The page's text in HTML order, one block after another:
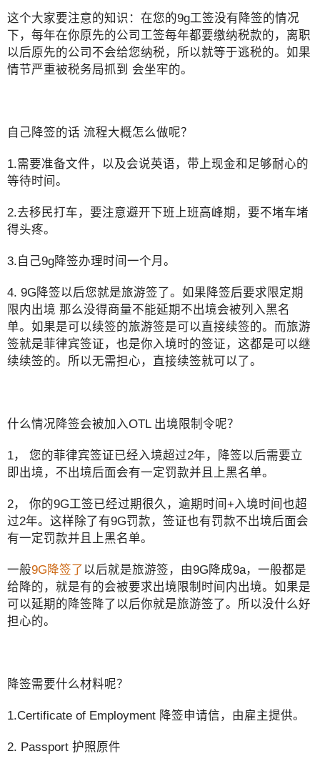
这个大家要注意的知识：在您的9g工签没有降签的情况
下，每年在你原先的公司工签每年都要缴纳税款的，离职
以后原先的公司不会给您纳税，所以就等于逃税的。如果
情节严重被税务局抓到 会坐牢的。
自己降签的话 流程大概怎么做呢？
1.需要准备文件，以及会说英语，带上现金和足够耐心的
等待时间。
2.去移民打车，要注意避开下班上班高峰期，要不堵车堵
得头疼。
3.自己9g降签办理时间一个月。
4. 9G降签以后您就是旅游签了。如果降签后要求限定期
限内出境 那么没得商量不能延期不出境会被列入黑名
单。如果是可以续签的旅游签是可以直接续签的。而旅游
签就是菲律宾签证，也是你入境时的签证，这都是可以继
续续签的。所以无需担心，直接续签就可以了。
什么情况降签会被加入OTL 出境限制令呢？
1， 您的菲律宾签证已经入境超过2年，降签以后需要立
即出境，不出境后面会有一定罚款并且上黑名单。
2， 你的9G工签已经过期很久，逾期时间+入境时间也超
过2年。这样除了有9G罚款，签证也有罚款不出境后面会
有一定罚款并且上黑名单。
一般9G降签了 以后就是旅游签，由9G降成9a，一般都是
给降的，就是有的会被要求出境限制时间内出境。如果是
可以延期的降签降了以后你就是旅游签了。所以没什么好
担心的。
降签需要什么材料呢？
1.Certificate of Employment 降签申请信，由雇主提供。
2. Passport 护照原件